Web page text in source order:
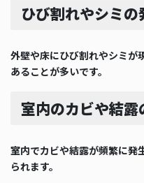
ひび割れやシミの
外壁や床にひび割れやシミが
あることが多いです。
室内のカビや結露
室内でカビや結露が頻繁に発
られます。